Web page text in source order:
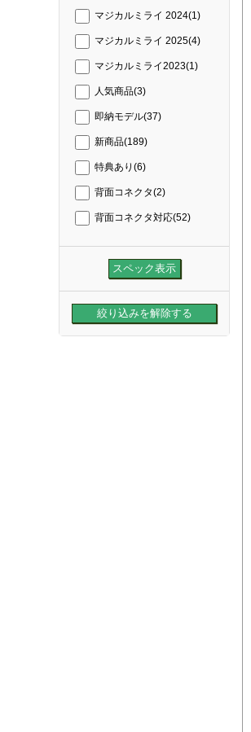
マジカルミライ 2024(1)
マジカルミライ 2025(4)
マジカルミライ2023(1)
人気商品(3)
即納モデル(37)
新商品(189)
特典あり (6)
背面コネクタ(2)
背面コネクタ対応(52)